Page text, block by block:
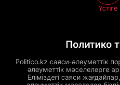
Политико
Politico.kz саяси-әлеуметтік
әлеуметтік мәселелерге
Еліміздегі саяси
Үстіге